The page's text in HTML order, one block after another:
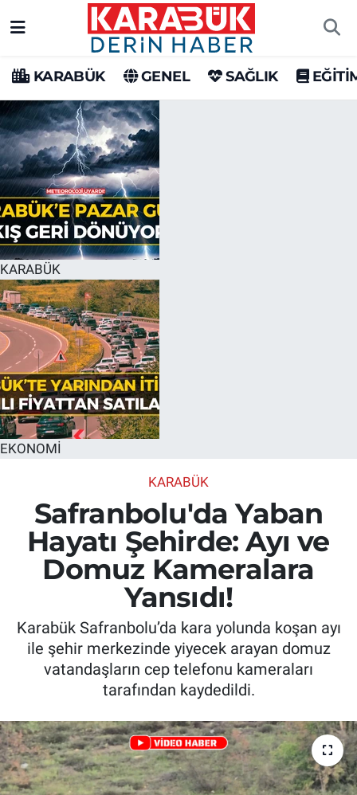
KARABÜK GENEL SAĞLIK
KARABÜK
EKONOMİ
KARABÜK
Safranbolu'da Yaban
Hayatı Şehirde: Ayı ve
Domuz Kameralara
Yansıdı!
Karabük Safranbolu’da kara yolunda koşan ayı
ile şehir merkezinde yiyecek arayan domuz
vatandaşların cep telefonu kameraları
tarafından kaydedildi.
Karabük Hava Durumu
Karabük Trafik Yoğunluk Haritası
Süper Lig Puan Durumu ve Fikstür
Tüm Manşetler
Son Dakika Haberleri
Haber Arşivi